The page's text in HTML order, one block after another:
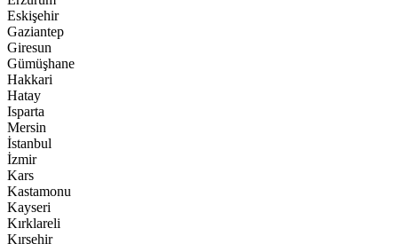
Eskişehir
Gaziantep
Giresun
Gümüşhane
Hakkari
Hatay
Isparta
Mersin
İstanbul
İzmir
Kars
Kastamonu
Kayseri
Kırklareli
Kırşehir